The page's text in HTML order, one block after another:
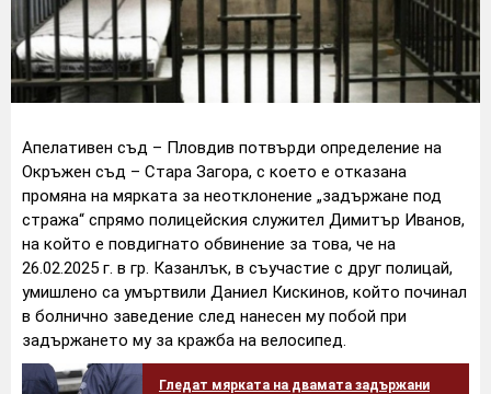
Апелативен съд – Пловдив потвърди определение на
Окръжен съд – Стара Загора, с което е отказана
промяна на мярката за неотклонение „задържане под
стража“ спрямо полицейския служител Димитър Иванов,
на който е повдигнато обвинение за това, че на
26.02.2025 г. в гр. Казанлък, в съучастие с друг полицай,
умишлено са умъртвили Даниел Кискинов, който починал
в болнично заведение след нанесен му побой при
задържането му за кражба на велосипед.
Гледат мярката на двамата задържани